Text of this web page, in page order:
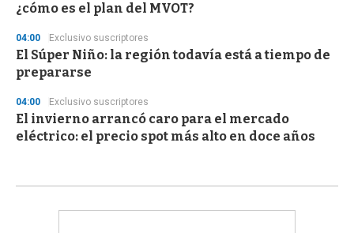
¿cómo es el plan del MVOT?
04:00 Exclusivo suscriptores
El Súper Niño: la región todavía está a tiempo de
prepararse
04:00 Exclusivo suscriptores
El invierno arrancó caro para el mercado
eléctrico: el precio spot más alto en doce años